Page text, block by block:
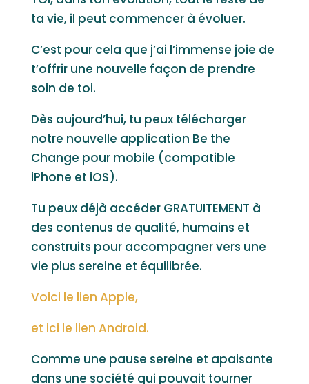
ta vie, il peut commencer à évoluer.
C’est pour cela que j’ai l’immense joie de
t’offrir une nouvelle façon de prendre
soin de toi.
Dès aujourd’hui, tu peux télécharger
notre nouvelle application Be the
Change pour mobile (compatible
iPhone et iOS).
Tu peux déjà accéder GRATUITEMENT à
des contenus de qualité, humains et
construits pour accompagner vers une
vie plus sereine et équilibrée.
Voici le lien Apple,
et ici le lien Android.
Comme une pause sereine et apaisante
dans une société qui pouvait tourner